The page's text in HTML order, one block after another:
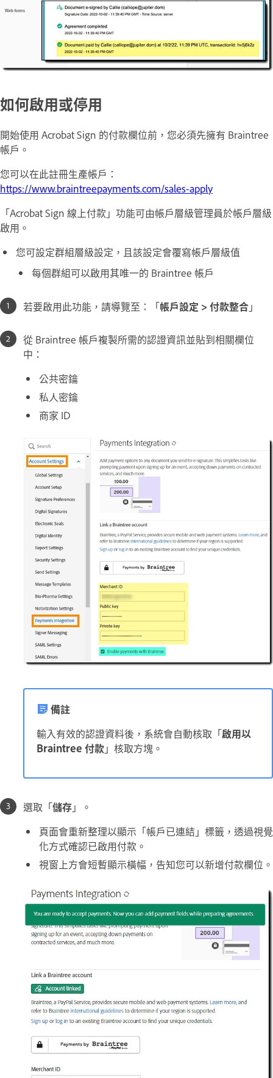
如何啟用或停用
開始使用 Acrobat Sign 的付款欄位前，您必須先擁有 Braintree
帳戶。
您可以在此註冊生產帳戶：
https://www.braintreepayments.com/sales-apply
「Acrobat Sign 線上付款 」功能可由帳戶層級管理員於帳戶層級
啟用。
您可設定群組層級設定，且該設定會覆寫帳戶層級值
每個群組可以啟用其唯一的 Braintree 帳戶
若要啟用此功能，請導覽至：「帳戶設定 > 付款整合」
從 Braintree 帳戶複製所需的認證資訊並貼到相關欄位
中：
公共密鑰
私人密鑰
商家 ID
備註
輸入有效的認證資料後，系統會自動核取「啟用以
Braintree 付款」核取方塊。
選取「儲存」。
頁面會重新整理以顯示「帳戶已連結」標籤，透過視覺
化方式確認已啟用付款。
視窗上方會短暫顯示橫幅，告知您可以新增付款欄位。